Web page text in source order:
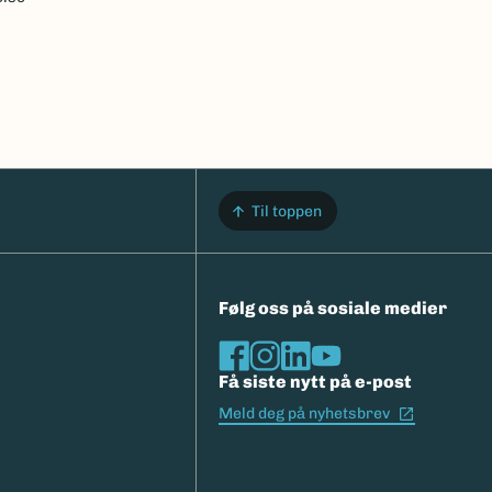
Til toppen
Følg oss på sosiale medier
Få siste nytt på e-post
Meld deg på nyhetsbrev